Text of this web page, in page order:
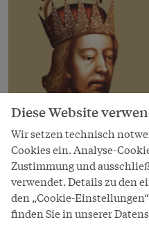
Habsburger Herrscher
Rudolf IV. „der Stifter“
Herzog von Österreich
1358–1365
Diese Website
Wir setzen technisch
Cookies ein. Analyse-
Zustimmung und
verwendet. Details zu den
den „Cookie-
finden Sie in unserer